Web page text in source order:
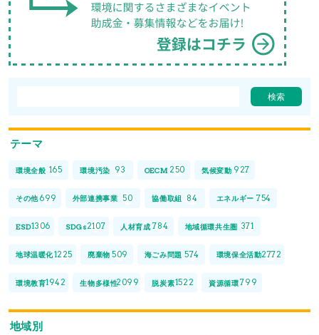
テーマ
環境全般 165 環境汚染 93 OECM 250 気候変動 927
その他699 外部連携事業 50 協働取組 84 エネルギー 754
ESD1306 SDGs2107 人材育成 784 地域循環共生圏 371
地球温暖化1225 廃棄物 509 海ごみ問題 574 環境保全活動2772
環境教育1942 生物多様性2099 脱炭素1522 資源循環 799
地域別